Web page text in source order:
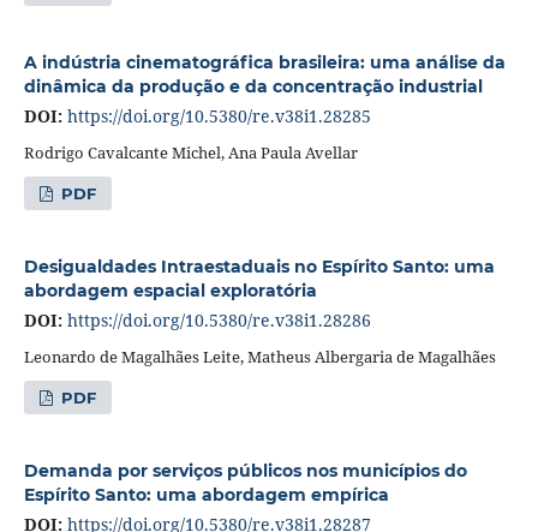
A indústria cinematográfica brasileira: uma análise da
dinâmica da produção e da concentração industrial
DOI: https://doi.org/10.5380/re.v38i1.28285
Rodrigo Cavalcante Michel, Ana Paula Avellar
PDF
Desigualdades Intraestaduais no Espírito Santo: uma
abordagem espacial exploratória
DOI: https://doi.org/10.5380/re.v38i1.28286
Leonardo de Magalhães Leite, Matheus Albergaria de Magalhães
PDF
Demanda por serviços públicos nos municípios do
Espírito Santo: uma abordagem empírica
DOI: https://doi.org/10.5380/re.v38i1.28287